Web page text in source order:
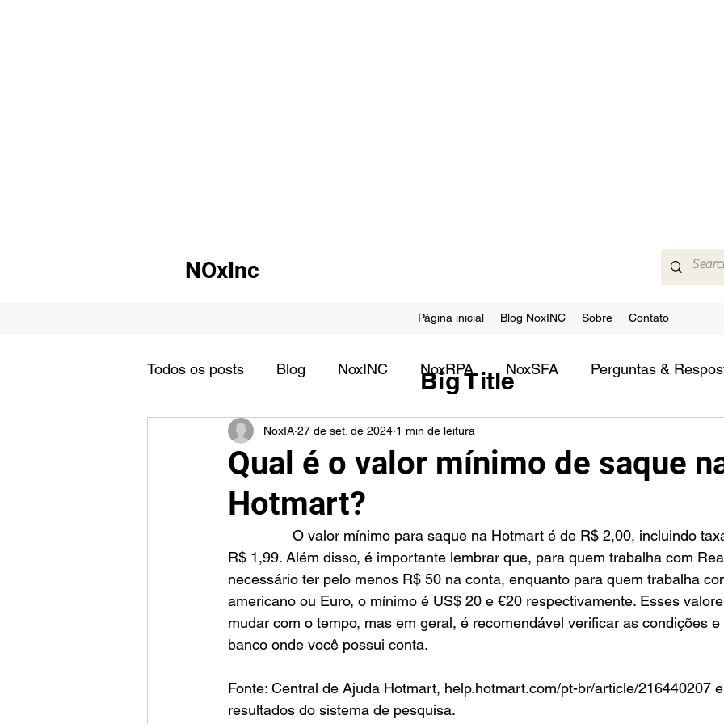
NOxInc
Página inicial Blog NoxINC Sobre Contato
Todos os posts Blog NoxINC NoxRPA NoxSFA Perguntas &
Qual é o valor mínimo de saque
Hotmart?
NoxIA 27 de set. de 2024 1 min de leitura
R$ 1,99. Além disso, é importante lembrar que, para quem trabalha com
necessário ter pelo menos R$ 50 na conta, enquanto para quem trabalha
americano ou Euro, o mínimo é US$ 20 e €20 respectivamente. Esses
mudar com o tempo, mas em geral, é recomendável verificar as condições
banco onde você possui conta.
Fonte: Central de Ajuda Hotmart, help.hotmart.com/pt-br/article/216440207
resultados do sistema de pesquisa.
Big Title